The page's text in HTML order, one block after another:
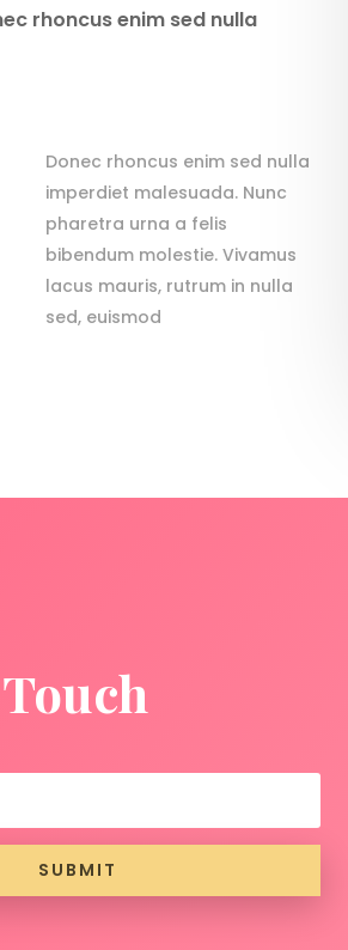
rhoncus enim sed nulla
Donec rhoncus enim sed nulla
imperdiet malesuada. Nunc
pharetra urna a felis
bibendum molestie. Vivamus
lacus mauris, rutrum in nulla
sed, euismod
SUBMIT